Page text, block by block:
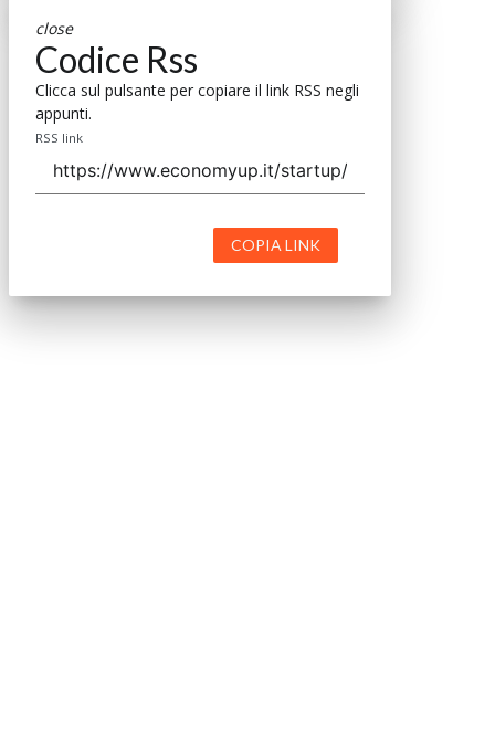
close
Codice Rss
Clicca sul pulsante per copiare il link RSS negli
appunti.
RSS link
COPIA LINK